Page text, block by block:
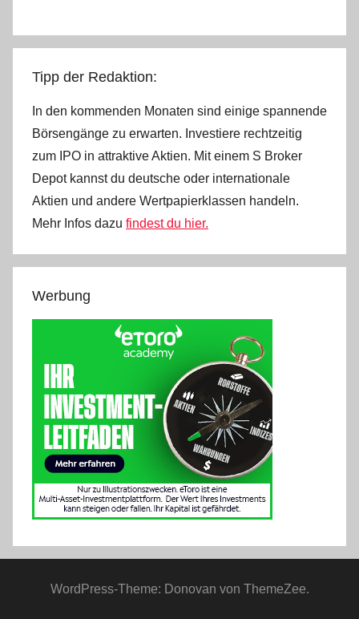
Tipp der Redaktion:
In den kommenden Monaten sind einige spannende
Börsengänge zu erwarten. Investiere rechtzeitig
zum IPO in attraktive Aktien. Mit einem S Broker
Depot kannst du deutsche oder internationale
Aktien und andere Wertpapierklassen handeln.
Mehr Infos dazu findest du hier.
Werbung
WordPress-Theme: Donovan von ThemeZee.